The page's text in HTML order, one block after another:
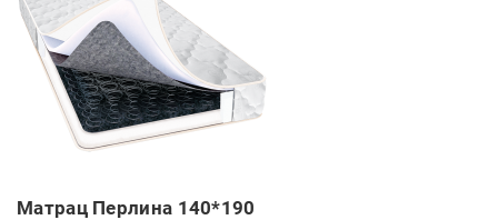
Матрац Перлина 140*190